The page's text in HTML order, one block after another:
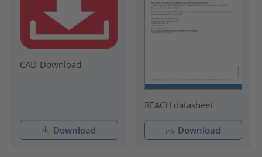
CAD-Download
Download
REACH datasheet
Download